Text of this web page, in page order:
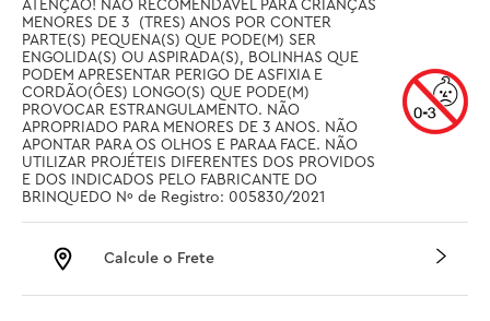
ATENÇÃO! NÃO RECOMENDÁVEL PARA CRIANÇAS
MENORES DE 3  (TRES) ANOS POR CONTER
PARTE(S) PEQUENA(S) QUE PODE(M) SER
ENGOLIDA(S) OU ASPIRADA(S), BOLINHAS QUE
PODEM APRESENTAR PERIGO DE ASFIXIA E
CORDÃO(ÔES) LONGO(S) QUE PODE(M)
PROVOCAR ESTRANGULAMENTO. NÃO
APROPRIADO PARA MENORES DE 3 ANOS. NÃO
APONTAR PARA OS OLHOS E PARAA FACE. NÃO
UTILIZAR PROJÉTEIS DIFERENTES DOS PROVIDOS
E DOS INDICADOS PELO FABRICANTE DO
BRINQUEDO Nº de Registro: 005830/2021
Calcule o Frete